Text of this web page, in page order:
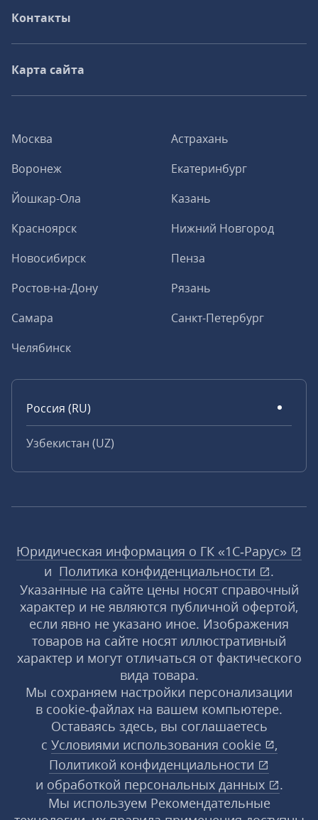
Москва
Астрахань
Воронеж
Екатеринбург
Йошкар-Ола
Казань
Красноярск
Нижний Новгород
Новосибирск
Пенза
Ростов-на-Дону
Рязань
Самара
Санкт-Петербург
Челябинск
Россия (RU)
Узбекистан (UZ)
Контакты
Карта сайта
Юридическая информация о ГК «1С‑Рарус»
и Политика конфиденциальности
.
Указанные на сайте цены носят справочный
характер и не являются публичной офертой,
если явно не указано иное. Изображения
товаров на сайте носят иллюстративный
характер и могут отличаться от фактического
вида товара.
Мы сохраняем настройки персонализации
в cookie‑файлах на вашем компьютере.
Оставаясь здесь, вы соглашаетесь
с Условиями использования cookie
,
Политикой конфиденциальности
и обработкой персональных данных
.
Мы используем Рекомендательные